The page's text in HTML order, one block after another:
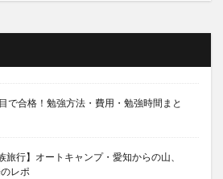
で合格！勉強方法・費用・勉強時間まと
旅行】オートキャンプ・愛知からの山、
レポ